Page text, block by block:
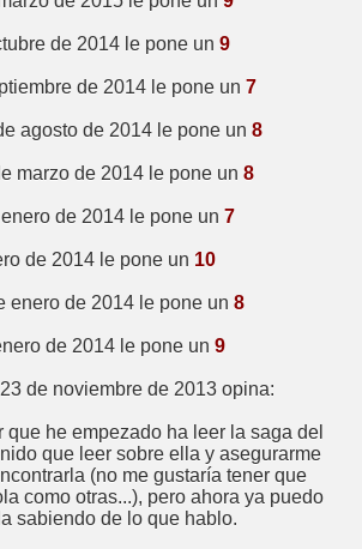
de 2014 le pone un 9
de 2014 le pone un 7
agosto de 2014 le pone un 8
marzo de 2014 le pone un 8
de 2014 le pone un 7
de 2014 le pone un 10
enero de 2014 le pone un 8
de 2014 le pone un 9
de noviembre de 2013 opina:
que he empezado ha leer la saga del
que leer sobre ella y asegurarme
(no me gustaría tener que
como otras...), pero ahora ya puedo
sabiendo de lo que hablo.